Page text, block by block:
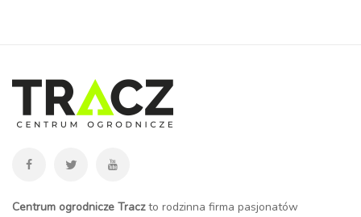
Centrum ogrodnicze Traczto rodzinna firma pasjonatów